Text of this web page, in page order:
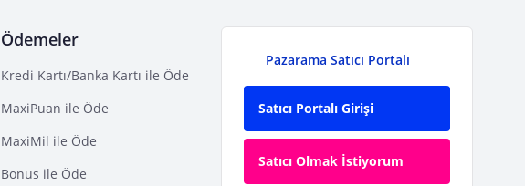
Ödemeler
Kredi Kartı/Banka Kartı ile Öde
MaxiPuan ile Öde
MaxiMil ile Öde
Bonus ile Öde
Pazarama Satıcı Portalı
Satıcı Portalı Girişi
Satıcı Olmak İstiyorum